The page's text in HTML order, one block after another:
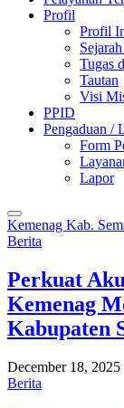
Profil
Profil
Tugas
Tautan
Visi
PPID
Pengaduan /
Form
Lapor
Kemenag Kab.
Berita
Perkuat
Kemenag
Kabupaten
December 18, 2025
Berita